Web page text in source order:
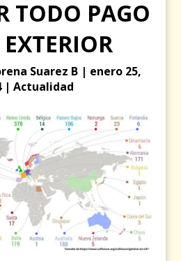
TODO PAGO
Suarez B | enero 25,
| Actualidad